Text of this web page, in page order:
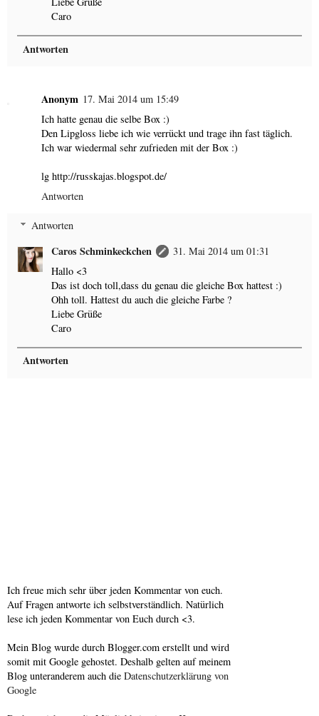
Caro
Antworten
Anonym 17. Mai 2014 um 15:49
Ich hatte genau die selbe Box :)
Den Lipgloss liebe ich wie verrückt und trage ihn fast täglich.
Ich war wiedermal sehr zufrieden mit der Box :)
lg http://russkajas.blogspot.de/
Antworten
Antworten
Caros Schminkeckchen
31. Mai 2014 um 01:31
Hallo <3
Das ist doch toll,dass du genau die gleiche Box hattest :)
Ohh toll. Hattest du auch die gleiche Farbe ?
Liebe Grüße
Caro
Antworten
Ich freue mich sehr über jeden Kommentar von euch.
Auf Fragen antworte ich selbstverständlich. Natürlich
lese ich jeden Kommentar von Euch durch <3.
Mein Blog wurde durch Blogger.com erstellt und wird
somit mit Google gehostet. Deshalb gelten auf meinem
Blog unteranderem auch die Datenschutzerklärung von
Google